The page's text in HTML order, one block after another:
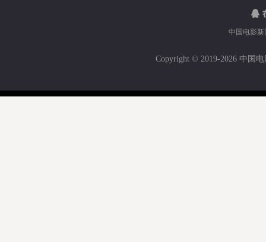
中国电影新
Copyright © 2019-2026 中国